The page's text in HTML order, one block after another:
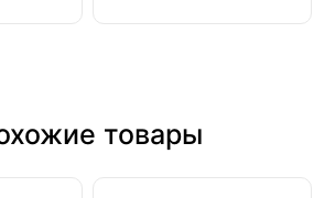
товары